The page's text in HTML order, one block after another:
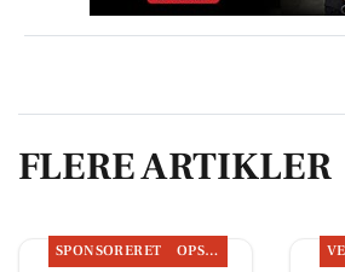
FLERE ARTIKLER
SPONSORERET OPSLAGSTAVLEN